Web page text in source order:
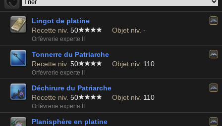
Lingot de platine
Recette niv. 50 Objet niv. -
Orfèvrerie experte II
Tonnerre du Patriarche
Recette niv. 50 Objet niv. 110
Orfèvrerie experte II
Déchirure du Patriarche
Recette niv. 50 Objet niv. 110
Orfèvrerie experte II
Planisphère en platine